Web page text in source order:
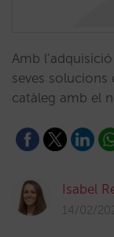
Amb
seves
catàleg amb el
Isabel
14/02/